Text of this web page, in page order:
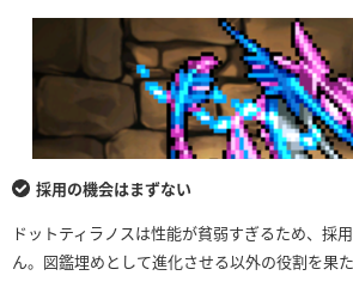
採用の機会はまずない
ドットティラノスは性能が貧弱すぎるため、採
ん。図鑑埋めとして進化させる以外の役割を果た